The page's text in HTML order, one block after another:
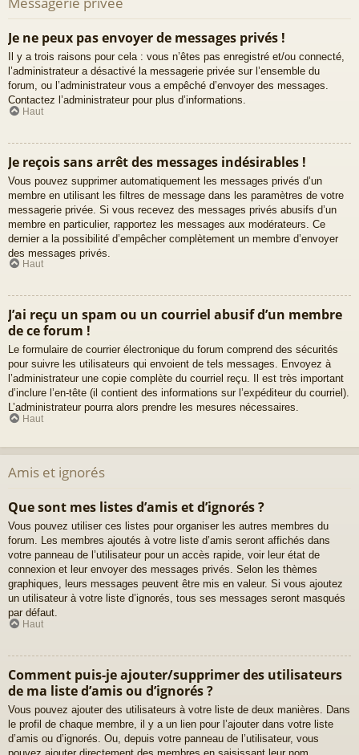
Je ne peux pas envoyer de messages privés !
Il y a trois raisons pour cela : vous n’êtes pas enregistré et/ou connecté,
l’administrateur a désactivé la messagerie privée sur l’ensemble du
forum, ou l’administrateur vous a empêché d’envoyer des messages.
Contactez l’administrateur pour plus d’informations.
Haut
Je reçois sans arrêt des messages indésirables !
Vous pouvez supprimer automatiquement les messages privés d’un
membre en utilisant les filtres de message dans les paramètres de votre
messagerie privée. Si vous recevez des messages privés abusifs d’un
membre en particulier, rapportez les messages aux modérateurs. Ce
dernier a la possibilité d’empêcher complètement un membre d’envoyer
des messages privés.
Haut
J’ai reçu un spam ou un courriel abusif d’un membre
de ce forum !
Le formulaire de courrier électronique du forum comprend des sécurités
pour suivre les utilisateurs qui envoient de tels messages. Envoyez à
l’administrateur une copie complète du courriel reçu. Il est très important
d’inclure l’en-tête (il contient des informations sur l’expéditeur du courriel).
L’administrateur pourra alors prendre les mesures nécessaires.
Haut
Amis et ignorés
Que sont mes listes d’amis et d’ignorés ?
Vous pouvez utiliser ces listes pour organiser les autres membres du
forum. Les membres ajoutés à votre liste d’amis seront affichés dans
votre panneau de l’utilisateur pour un accès rapide, voir leur état de
connexion et leur envoyer des messages privés. Selon les thèmes
graphiques, leurs messages peuvent être mis en valeur. Si vous ajoutez
un utilisateur à votre liste d’ignorés, tous ses messages seront masqués
par défaut.
Haut
Comment puis-je ajouter/supprimer des utilisateurs
de ma liste d’amis ou d’ignorés ?
Vous pouvez ajouter des utilisateurs à votre liste de deux manières. Dans
le profil de chaque membre, il y a un lien pour l’ajouter dans votre liste
d’amis ou d’ignorés. Ou, depuis votre panneau de l’utilisateur, vous